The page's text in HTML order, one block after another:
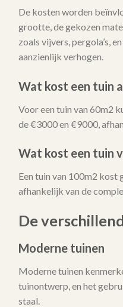
De kosten worden
grootte, de gekozen
zoals vijvers, pergola’s,
aanzienlijk verhogen.
Wat kost een tuin
Voor een tuin van 60m2
de €3000 en €9000,
Wat kost een tuin
Een tuin van 100m2 kost
afhankelijk van de
De
Moderne tuinen
Moderne tuinen
tuinontwerp, en het
staal.